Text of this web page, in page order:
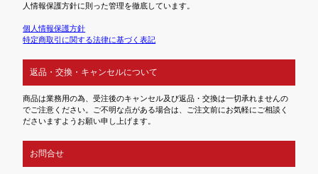
人情報保護方針に則った管理を徹底しています。
個人情報保護方針
特定商取引に関する法律に基づく表記
返品・交換・キャンセルについて
商品は業務用の為、受注後のキャンセル及び返品・交換は一切承れませんの
でご注意ください。ご不明な点がある場合は、ご注文前にお気軽にご相談く
ださいますようお願い申し上げます。
お問合せ